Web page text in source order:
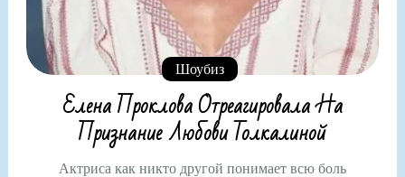
Шоубиз
Елена Проклова Отреагировала На
Признание Любови Толкалиной
Актриса как никто другой понимает всю боль